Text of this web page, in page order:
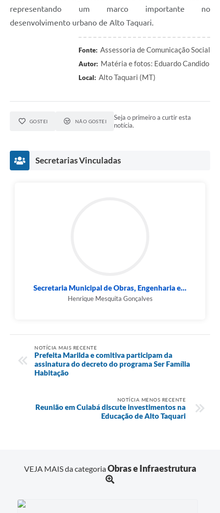
representando um marco importante no
desenvolvimento urbano de Alto Taquari.
Fonte: Assessoria de Comunicação Social
Autor: Matéria e fotos: Eduardo Candido
Local: Alto Taquari (MT)
GOSTEI NÃO GOSTEI
Seja o primeiro a curtir esta
notícia.
Secretarias Vinculadas
Secretaria Municipal de Obras, Engenharia e...
Henrique Mesquita Gonçalves
NOTÍCIA MAIS RECENTE
Prefeita Marilda e comitiva participam da
assinatura do decreto do programa Ser Família
Habitação
NOTÍCIA MENOS RECENTE
Reunião em Cuiabá discute investimentos na
Educação de Alto Taquari
VEJA MAIS da categoriaObras e Infraestrutura